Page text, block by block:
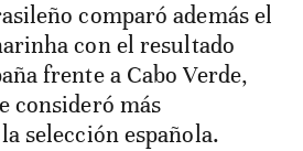
comparó además el
con el resultado
frente a Cabo Verde,
consideró más
selección española.